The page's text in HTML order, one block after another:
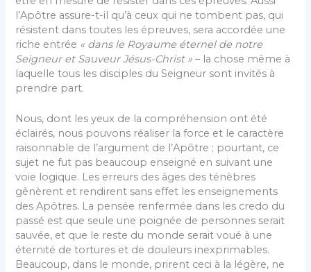
l’Apôtre assure-t-il qu’à ceux qui ne tombent pas, qui
résistent dans toutes les épreuves, sera accordée une
riche entrée « dans le Royaume éternel de notre
Seigneur et Sauveur Jésus-Christ » – la chose même à
laquelle tous les disciples du Seigneur sont invités à
prendre part.
Nous, dont les yeux de la compréhension ont été
éclairés, nous pouvons réaliser la force et le caractère
raisonnable de l’argument de l’Apôtre ; pourtant, ce
sujet ne fut pas beaucoup enseigné en suivant une
voie logique. Les erreurs des âges des ténèbres
gênèrent et rendirent sans effet les enseignements
des Apôtres. La pensée renfermée dans les credo du
passé est que seule une poignée de personnes serait
sauvée, et que le reste du monde serait voué à une
éternité de tortures et de douleurs inexprimables.
Beaucoup, dans le monde, prirent ceci à la légère, ne